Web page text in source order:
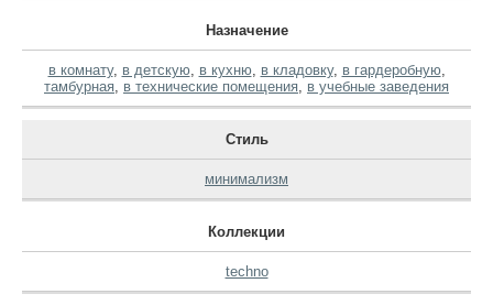
Назначение
в комнату, в детскую, в кухню, в кладовку, в гардеробную,
тамбурная в технические помещения в учебные заведения
Стиль
минимализм
Коллекции
techno